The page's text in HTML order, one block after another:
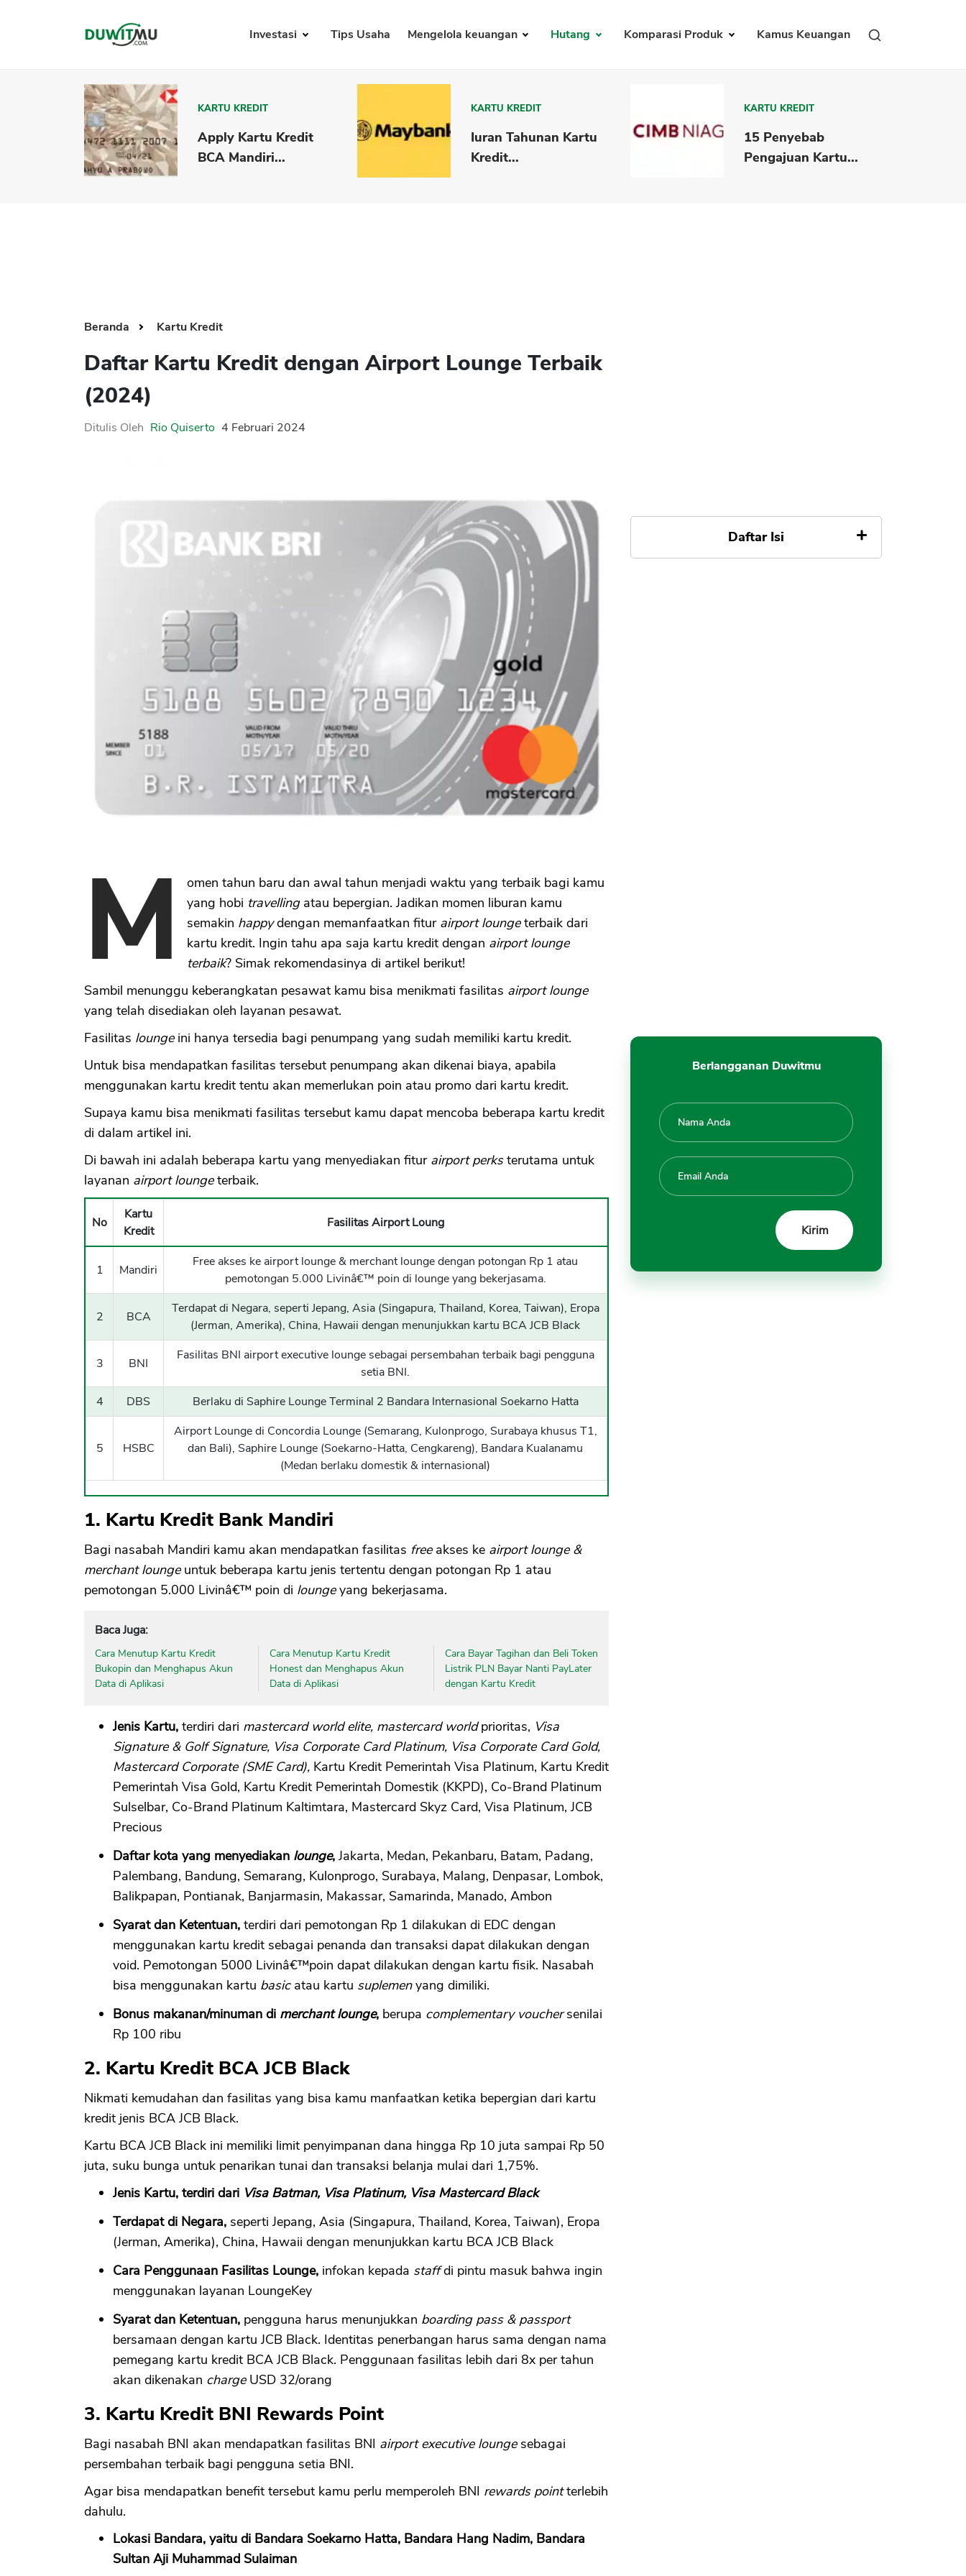
Investasi Tips Usaha Mengelola keuangan Hutang Komparasi Produk Kamus Keuangan
KARTU KREDIT
Apply Kartu Kredit
BCA Mandiri...
KARTU KREDIT
Iuran Tahunan Kartu
Kredit...
KARTU KREDIT
15 Penyebab
Pengajuan Kartu...
Beranda Kartu Kredit
Daftar Kartu Kredit dengan Airport Lounge Terbaik
(2024)
Ditulis Oleh Rio Quiserto 4 Februari 2024
M
omen tahun baru dan awal tahun menjadi waktu yang terbaik bagi kamu
yang hobi travellingatau bepergian. Jadikan momen liburan kamu
semakin happydengan memanfaatkan fitur airport loungeterbaik dari
kartu kredit. Ingin tahu apa saja kartu kredit dengan airport lounge
terbaik? Simak rekomendasinya di artikel berikut!
Sambil menunggu keberangkatan pesawat kamu bisa menikmati fasilitas airport lounge
yang telah disediakan oleh layanan pesawat.
Fasilitas loungeini hanya tersedia bagi penumpang yang sudah memiliki kartu kredit.
Untuk bisa mendapatkan fasilitas tersebut penumpang akan dikenai biaya, apabila
menggunakan kartu kredit tentu akan memerlukan poin atau promo dari kartu kredit.
Supaya kamu bisa menikmati fasilitas tersebut kamu dapat mencoba beberapa kartu kredit
di dalam artikel ini.
Di bawah ini adalah beberapa kartu yang menyediakan fitur airport perksterutama untuk
layanan airport loungeterbaik.
No
Kartu
Kredit
Fasilitas Airport Loung
1 Mandiri
Free akses ke airport lounge & merchant lounge dengan potongan Rp 1 atau
pemotongan 5.000 Livinâ€™ poin di lounge yang bekerjasama.
2 BCA
Terdapat di Negara, seperti Jepang, Asia (Singapura, Thailand, Korea, Taiwan), Eropa
(Jerman, Amerika), China, Hawaii dengan menunjukkan kartu BCA JCB Black
3 BNI
Fasilitas BNI airport executive lounge sebagai persembahan terbaik bagi pengguna
setia BNI.
4
DBS Berlaku di Saphire Lounge Terminal 2 Bandara Internasional Soekarno Hatta
5 HSBC
Airport Lounge di Concordia Lounge (Semarang, Kulonprogo, Surabaya khusus T1,
dan Bali), Saphire Lounge (Soekarno-Hatta, Cengkareng), Bandara Kualanamu
(Medan berlaku domestik & internasional)
1. Kartu Kredit Bank Mandiri
Bagi nasabah Mandiri kamu akan mendapatkan fasilitas freeakses ke airport lounge &
merchant loungeuntuk beberapa kartu jenis tertentu dengan potongan Rp 1 atau
pemotongan 5.000 Livinâ€™ poin di loungeyang bekerjasama.
Baca Juga:
Cara Menutup Kartu Kredit
Bukopin dan Menghapus Akun
Data di Aplikasi
Cara Menutup Kartu Kredit
Honest dan Menghapus Akun
Data di Aplikasi
Cara Bayar Tagihan dan Beli Token
Listrik PLN Bayar Nanti PayLater
dengan Kartu Kredit
Jenis Kartu, terdiri dari mastercard world elite, mastercard worldprioritas, Visa
Signature & Golf Signature, Visa Corporate Card Platinum, Visa Corporate Card Gold,
Mastercard Corporate (SME Card), Kartu Kredit Pemerintah Visa Platinum, Kartu Kredit
Pemerintah Visa Gold, Kartu Kredit Pemerintah Domestik (KKPD), Co-Brand Platinum
Sulselbar, Co-Brand Platinum Kaltimtara, Mastercard Skyz Card, Visa Platinum, JCB
Precious
Daftar kota yang menyediakan lounge, Jakarta, Medan, Pekanbaru, Batam, Padang,
Palembang, Bandung, Semarang, Kulonprogo, Surabaya, Malang, Denpasar, Lombok,
Balikpapan, Pontianak, Banjarmasin, Makassar, Samarinda, Manado, Ambon
Syarat dan Ketentuan, terdiri dari pemotongan Rp 1 dilakukan di EDC dengan
menggunakan kartu kredit sebagai penanda dan transaksi dapat dilakukan dengan
void. Pemotongan 5000 Livinâ€™poin dapat dilakukan dengan kartu fisik. Nasabah
bisa menggunakan kartu basicatau kartu suplemenyang dimiliki.
Bonus makanan/minuman di merchant lounge, berupa complementary vouchersenilai
Rp 100 ribu
2. Kartu Kredit BCA JCB Black
Nikmati kemudahan dan fasilitas yang bisa kamu manfaatkan ketika bepergian dari kartu
kredit jenis BCA JCB Black.
Kartu BCA JCB Black ini memiliki limit penyimpanan dana hingga Rp 10 juta sampai Rp 50
juta, suku bunga untuk penarikan tunai dan transaksi belanja mulai dari 1,75%.
Jenis Kartu, terdiri dari Visa Batman, Visa Platinum, Visa Mastercard Black
Terdapat di Negara, seperti Jepang, Asia (Singapura, Thailand, Korea, Taiwan), Eropa
(Jerman, Amerika), China, Hawaii dengan menunjukkan kartu BCA JCB Black
Cara Penggunaan Fasilitas Lounge, infokan kepada staffdi pintu masuk bahwa ingin
menggunakan layanan LoungeKey
Syarat dan Ketentuan, pengguna harus menunjukkan boarding pass & passport
bersamaan dengan kartu JCB Black. Identitas penerbangan harus sama dengan nama
pemegang kartu kredit BCA JCB Black. Penggunaan fasilitas lebih dari 8x per tahun
akan dikenakan chargeUSD 32/orang
3. Kartu Kredit BNI Rewards Point
Bagi nasabah BNI akan mendapatkan fasilitas BNI airport executive loungesebagai
persembahan terbaik bagi pengguna setia BNI.
Agar bisa mendapatkan benefit tersebut kamu perlu memperoleh BNI rewards pointterlebih
dahulu.
Lokasi Bandara, yaitu di Bandara Soekarno Hatta, Bandara Hang Nadim, Bandara
Sultan Aji Muhammad Sulaiman
Daftar Isi
Berlangganan Duwitmu
OK
CANCEL